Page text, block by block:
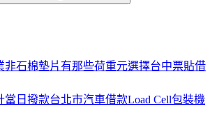
非石棉墊片有那些荷重元選擇台中票貼借
當日撥款台北市汽車借款Load Cell包裝機